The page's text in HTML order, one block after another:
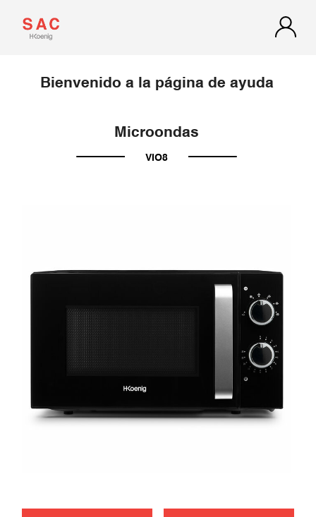
Bienvenido a la página de ayuda
Microondas
VIO8